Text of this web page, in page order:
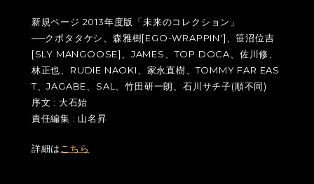
新規ページ 2013年度版「未来のコレクション」
──クボタタケシ、森雅樹[EGO-WRAPPIN']、笹沼位吉
[SLY MANGOOSE]、JAMES、TOP DOCA、佐川修、
林正也、RUDIE NAOKI、家永直樹、TOMMY FAR EAS
T、JAGABE、SAL、竹田研一朗、石川サチ子(順不同)
序文 : 大石始
責任編集 : 山名昇
詳細は こちら